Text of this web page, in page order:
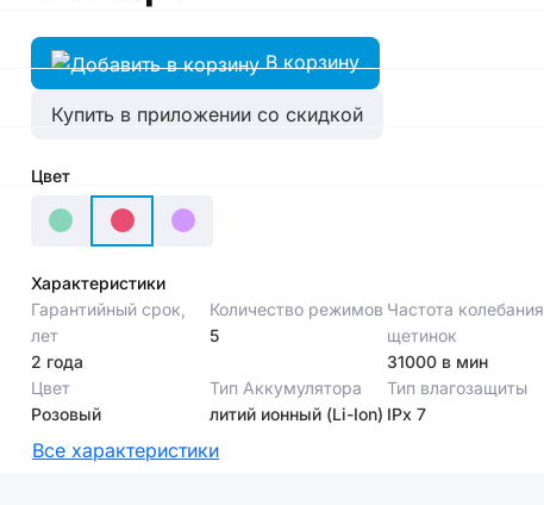
В корзину
Купить в приложении со скидкой
Цвет
Характеристики
Гарантийный срок,
лет
2 года
Количество режимов
5
Частота колебания
щетинок
31000 в мин
Цвет
Розовый
Тип Аккумулятора
литий ионный (Li-Ion)
Тип влагозащиты
IPx 7
Все характеристики